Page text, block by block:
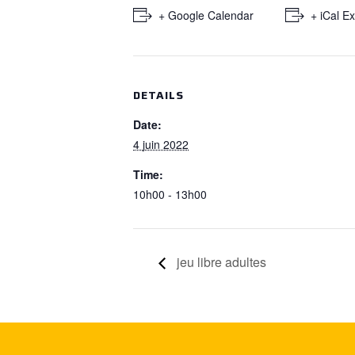
+ Google Calendar + iCal
DETAILS
Date:
4 juin 2022
Time:
10h00 - 13h00
jeu libre adultes